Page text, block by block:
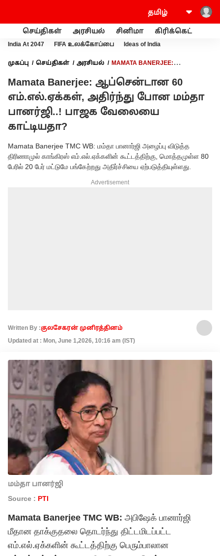
செய்திகள் அரசியல் சினிமா கிரிக்கெட்
India At 2047 FIFA உலக்கோப்பை Ideas of India
முகப்பு செய்திகள் அரசியல்
MAMATA BANERJEE:
பாஜக வேலையை காட்டியதா?
Mamata Banerjee: ஆப்சென்டான 60
எம்.எல்.ஏக்கள், அதிர்ந்து போன மம்தா
பானர்ஜி..! பாஜக வேலையை
காட்டியதா?
Mamata Banerjee TMC WB: மம்தா பானார்ஜி அழைப்பு விடுத்த
திரிணாமுல் காங்கிரஸ் எம்.எல்.ஏக்களின் கூட்டத்திற்கு, மொத்தமுள்ள 80
பேரில் 20 பேர் மட்டுமே பங்கேற்றது அதிர்ச்சியை ஏற்படுத்தியுள்ளது.
Advertisement
Written By :குலசேகரன் முனிரத்தினம்
Updated at : Mon, June 1,2026, 10:16 am (IST)
மம்தா பானர்ஜி
Source : PTI
Mamata Banerjee TMC WB: அபிஷேக் பானார்ஜி
மீதான தாக்குதலை தொடர்ந்து திட்டமிடப்பட்ட
எம்.எல்.ஏக்களின் கூட்டத்திற்கு பெரும்பாலான